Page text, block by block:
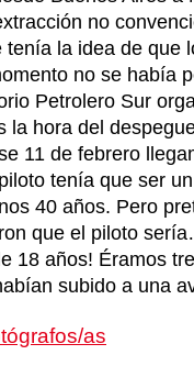
no
la idea de que
no se había
Petrolero Sur
la hora del
11 de febrero
tenía que ser
40 años. Pero
que el piloto
18 años! Éramos
subido a una
as